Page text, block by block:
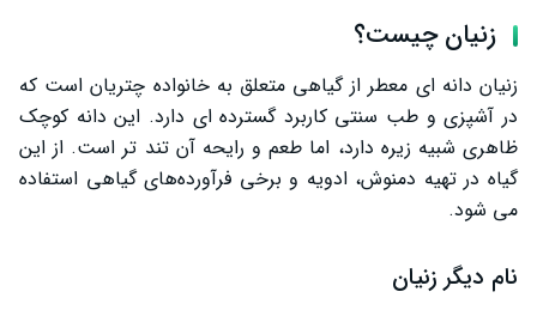
فشارخون
بواسیر
مردان و زنان
زنیان چیست؟
زنیان دانه‌ ای معطر از گیاهی متعلق به خانواده چتریان است که
در آشپزی و طب سنتی کاربرد گسترده‌ ای دارد. این دانه کوچک
ظاهری شبیه زیره دارد، اما طعم و رایحه آن تند تر است. از این
گیاه در تهیه دمنوش، ادویه و برخی فرآورده‌های گیاهی استفاده
می‌ شود.
نام دیگر زنیان